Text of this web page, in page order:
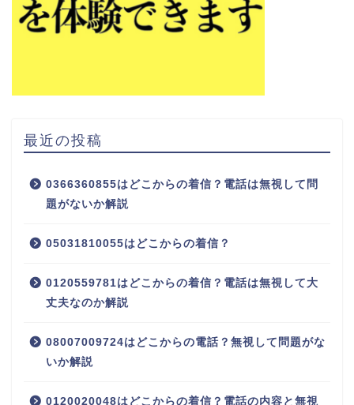
最近の投稿
0366360855はどこからの着信？電話は無視して問
題がないか解説
05031810055はどこからの着信？
0120559781はどこからの着信？電話は無視して大
丈夫なのか解説
08007009724はどこからの電話？無視して問題がな
いか解説
0120020048はどこからの着信？電話の内容と無視